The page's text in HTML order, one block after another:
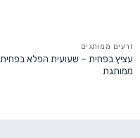
זרעים ממותגים
עציץ בפחית – שעועית הפלא בפחית
ממותגת